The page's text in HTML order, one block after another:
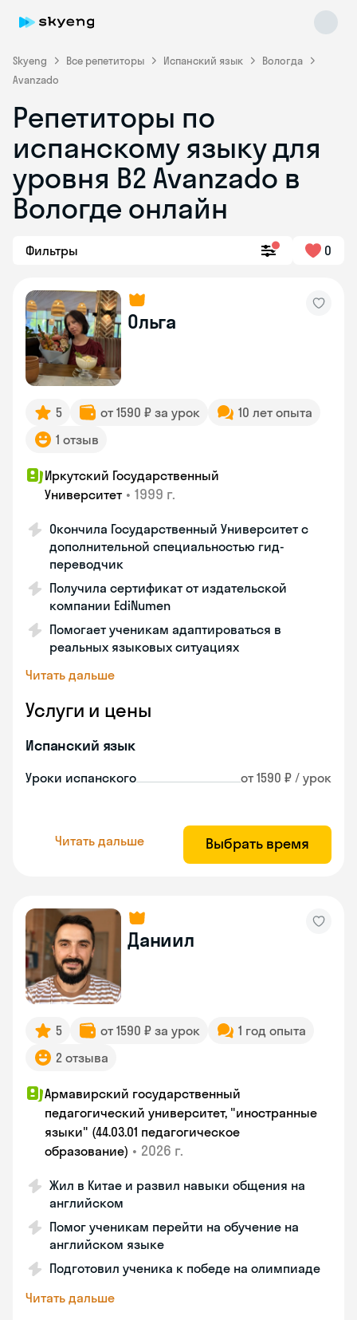
Skyeng Все репетиторы Испанский язык
Вологда
Avanzado
Репетиторы по
испанскому языку для
уровня B2 Avanzado в
Вологде онлайн
Фильтры 0
Ольга
5 от 1590 ₽ за урок
10 лет опыта
1 отзыв
Иркутский Государственный
Университет • 1999 г.
Окончила Государственный Университет с
дополнительной специальностью гид-
переводчик
Получила сертификат от издательской
компании EdiNumen
Помогает ученикам адаптироваться в
реальных языковых ситуациях
Читать дальше
Услуги и цены
Испанский язык
Уроки испанского от 1590 ₽ / урок
Читать дальше Выбрать время
Даниил
5 от 1590 ₽ за урок
1 год опыта
2 отзыва
Армавирский государственный
педагогический университет, "иностранные
языки" (44.03.01 педагогическое
образование) • 2026 г.
Жил в Китае и развил навыки общения на
английском
Помог ученикам перейти на обучение на
английском языке
Подготовил ученика к победе на олимпиаде
Читать дальше
Skyeng Chat